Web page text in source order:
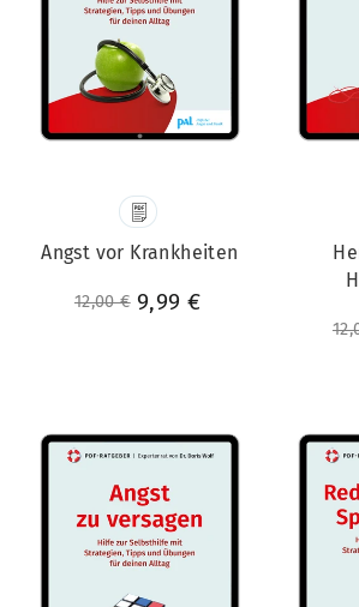
Angst vor Krankheiten
Normaler Preis
12,00 €
Sonderpreis
9,99 €